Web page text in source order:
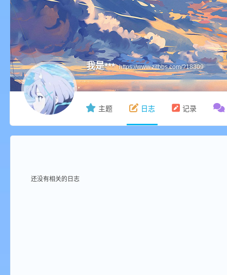
Mi
ne
我是*** https://www.zitbbs.com/?18309
主题 日志 记录
还没有相关的日志